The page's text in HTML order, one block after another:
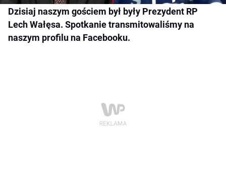
Dzisiaj naszym gościem był były Prezydent RP
Lech Wałęsa. Spotkanie transmitowaliśmy na
naszym profilu na Facebooku.